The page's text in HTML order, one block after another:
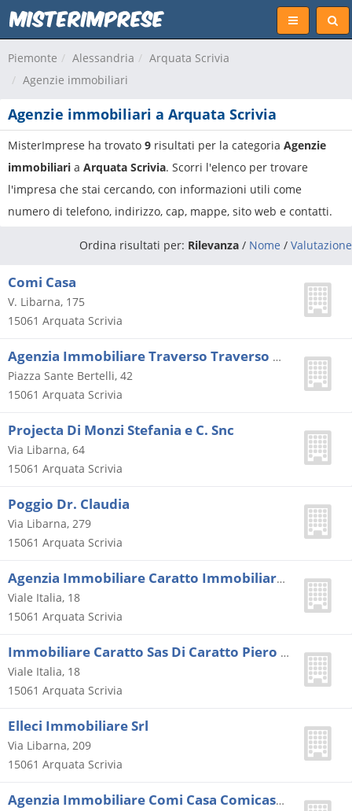
Piemonte Alessandria
Arquata Scrivia
Agenzie immobiliari
Agenzie immobiliari a Arquata Scrivia
MisterImprese ha trovato 9 risultati per la categoria Agenzie
immobiliari a Arquata Scrivia. Scorri l'elenco per trovare
l'impresa che stai cercando, con informazioni utili come
numero di telefono, indirizzo, cap, mappe, sito web e contatti.
Ordina risultati per: Rilevanza / Nome / Valutazione
Comi Casa
V. Libarna, 175
15061 Arquata Scrivia
Agenzia Immobiliare Traverso Traverso Piemonte (s.r.l.)
Piazza Sante Bertelli, 42
15061 Arquata Scrivia
Projecta Di Monzi Stefania e C. Snc
Via Libarna, 64
15061 Arquata Scrivia
Poggio Dr. Claudia
Via Libarna, 279
15061 Arquata Scrivia
Agenzia Immobiliare Caratto Immobiliare Caratto Sas Di Caratto Piero & C.
Viale Italia, 18
15061 Arquata Scrivia
Immobiliare Caratto Sas Di Caratto Piero & C.
Viale Italia, 18
15061 Arquata Scrivia
Elleci Immobiliare Srl
Via Libarna, 209
15061 Arquata Scrivia
Agenzia Immobiliare Comi Casa Comicasa S.a.s. Di Carano Sergio e C.